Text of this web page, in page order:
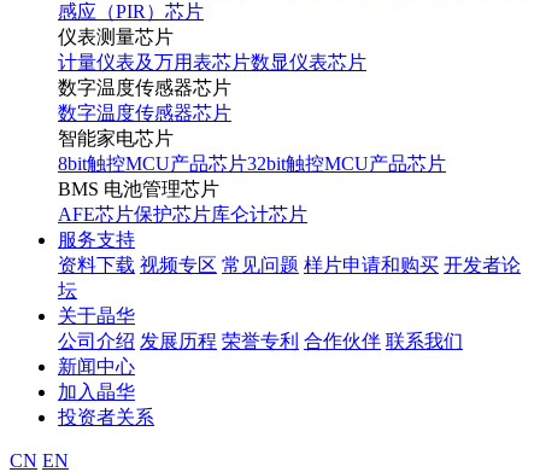
感应（PIR）芯片
仪表测量芯片
计量仪表及万用表芯片数显仪表芯片
数字温度传感器芯片
数字温度传感器芯片
智能家电芯片
8bit触控MCU产品芯片32bit触控MCU产品芯片
BMS 电池管理芯片
AFE芯片保护芯片库仑计芯片
服务支持
资料下载 视频专区 常见问题 样片申请和购买 开发者论
坛
关于晶华
公司介绍 发展历程 荣誉专利 合作伙伴 联系我们
新闻中心
加入晶华
投资者关系
CN EN